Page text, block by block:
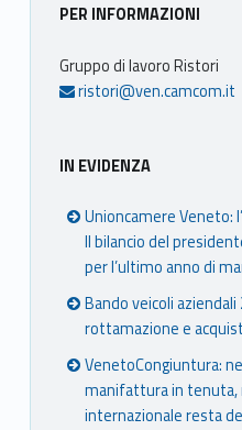
PER INFORMAZIONI
Gruppo di lavoro Ristori
ristori@ven.camcom.it
IN EVIDENZA
Unioncamere Veneto:
Il bilancio del
per l’ultimo anno di
Bando veicoli
rottamazione e
VenetoCongiuntura:
manifattura in tenuta,
internazionale resta